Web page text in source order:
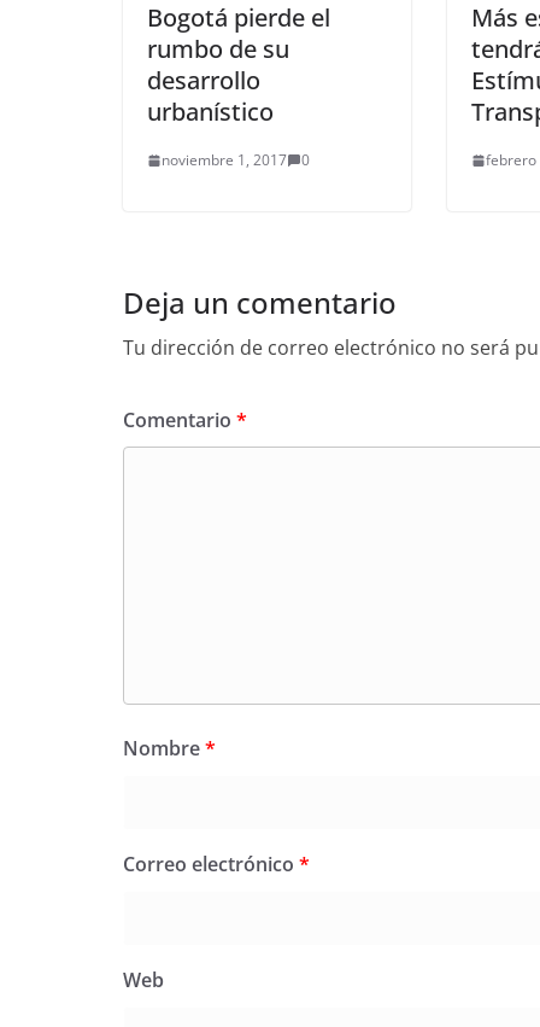
Bogotá pierde el
rumbo de su
desarrollo
urbanístico
noviembre 1, 2017 0
Más
febrero
Deja un comentario
Tu dirección de correo electrónico no será
Comentario *
Nombre*
Correo electrónico *
Web